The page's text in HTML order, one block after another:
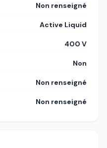
Non renseigné
Active Liquid
400 V
Non
Non renseigné
Non renseigné